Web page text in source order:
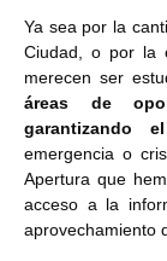
Ya sea por la
Ciudad, o por la
merecen ser
áreas de
garantizando
emergencia o
Apertura que
acceso a la
aprovechamiento